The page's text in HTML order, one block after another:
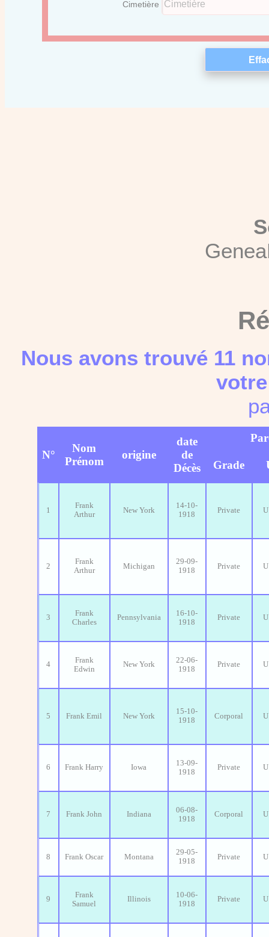
Cimetière
Nous avons trouvé 11
N°
Nom
Prénom
origine
date
de
Décès
Grade
1
Frank
Arthur
New York
14-10-
1918
Private
2
Frank
Arthur
Michigan
29-09-
1918
Private
3
Frank
Charles
Pennsylvania
16-10-
1918
Private
4
Frank
Edwin
New York
22-06-
1918
Private
5 Frank Emil New York
15-10-
1918
Corporal
6 Frank Harry Iowa
13-09-
1918
Private
7 Frank John Indiana
06-08-
1918
Corporal
8 Frank Oscar Montana
29-05-
1918
Private
9
Frank
Samuel
Illinois
10-06-
1918
Private